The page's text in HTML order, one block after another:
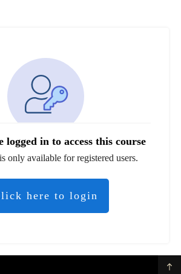
logged in to access this course
only available for registered users.
here to login